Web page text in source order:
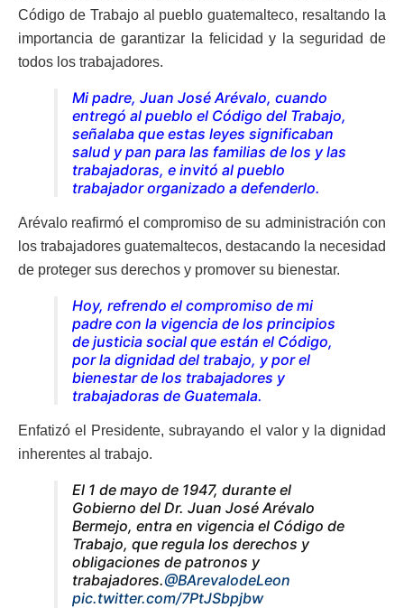
Código de Trabajo al pueblo guatemalteco, resaltando la
importancia de garantizar la felicidad y la seguridad de
todos los trabajadores.
Mi padre, Juan José Arévalo, cuando
entregó al pueblo el Código del Trabajo,
señalaba que estas leyes significaban
salud y pan para las familias de los y las
trabajadoras, e invitó al pueblo
trabajadororganizado a defenderlo.
Arévalo reafirmó el compromiso de su administración con
los trabajadores guatemaltecos, destacando la necesidad
de proteger sus derechos y promover su bienestar.
Hoy, refrendo el compromiso de mi
padre con la vigencia de los principios
de justicia social que están el Código,
por la dignidad del trabajo, y por el
bienestar de los trabajadores y
trabajadoras de Guatemala.
Enfatizó el Presidente, subrayando el valor y la dignidad
inherentes al trabajo.
El 1 de mayo de 1947, durante el
Gobierno del Dr. Juan José Arévalo
Bermejo, entra en vigencia el Código de
Trabajo, que regula los derechos y
obligaciones de patronos y
trabajadores.@BArevalodeLeon
pic.twitter.com/7PtJSbpjbw